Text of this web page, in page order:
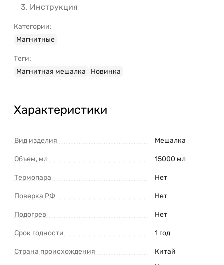
Инструкция
Категории:
Магнитные
Теги:
Магнитная мешалка
Новинка
Характеристики
Вид изделия Мешалка
Объем, мл 15000 мл
Термопара Нет
Поверка РФ Нет
Подогрев Нет
Срок годности 1 год
Страна происхождения Китай